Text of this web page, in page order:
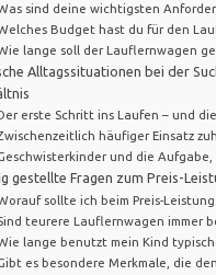
sind deine wichtigsten
Budget hast du für den
lange soll der Lauflernwagen
Alltagssituationen bei der
erste Schritt ins Laufen – und
häufiger Einsatz
und die
gestellte Fragen zum Preis-
sollte ich beim Preis-
teurere Lauflernwagen immer
lange benutzt mein Kind
es besondere Merkmale, die